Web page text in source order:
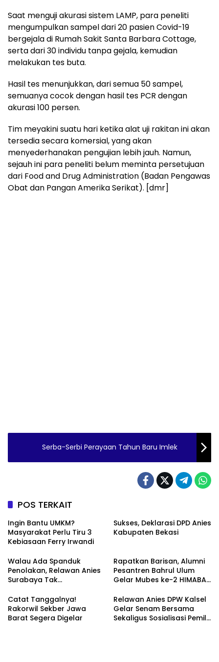
Saat menguji akurasi sistem LAMP, para peneliti
mengumpulkan sampel dari 20 pasien Covid-19
bergejala di Rumah Sakit Santa Barbara Cottage,
serta dari 30 individu tanpa gejala, kemudian
melakukan tes buta.
Hasil tes menunjukkan, dari semua 50 sampel,
semuanya cocok dengan hasil tes PCR dengan
akurasi 100 persen.
Tim meyakini suatu hari ketika alat uji rakitan ini akan
tersedia secara komersial, yang akan
menyederhanakan pengujian lebih jauh. Namun,
sejauh ini para peneliti belum meminta persetujuan
dari Food and Drug Administration (Badan Pengawas
Obat dan Pangan Amerika Serikat). [dmr]
Serba-Serbi Perayaan Tahun Baru Imlek
POS TERKAIT
Ingin Bantu UMKM?
Masyarakat Perlu Tiru 3
Kebiasaan Ferry Irwandi
Sukses, Deklarasi DPD Anies
Kabupaten Bekasi
Walau Ada Spanduk
Penolakan, Relawan Anies
Surabaya Tak
Rapatkan Barisan, Alumni
Pesantren Bahrul Ulum
Gelar Mubes ke-2 HIMABAS
Semarang
Catat Tanggalnya!
Rakorwil Sekber Jawa
Barat Segera Digelar
Relawan Anies DPW Kalsel
Gelar Senam Bersama
Sekaligus Sosialisasi Pemilu